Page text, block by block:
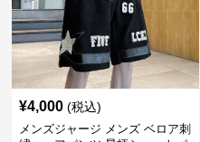
¥4,000 (税込)
メンズジャージ メンズ ベロア刺